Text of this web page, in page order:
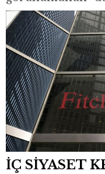
İÇ SİYASET